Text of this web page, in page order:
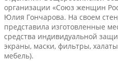
организации «Союз женщин
Юлия Гончарова. На своем
представила изготовленные
средства индивидуальной
экраны, маски, фильтры,
мебель).